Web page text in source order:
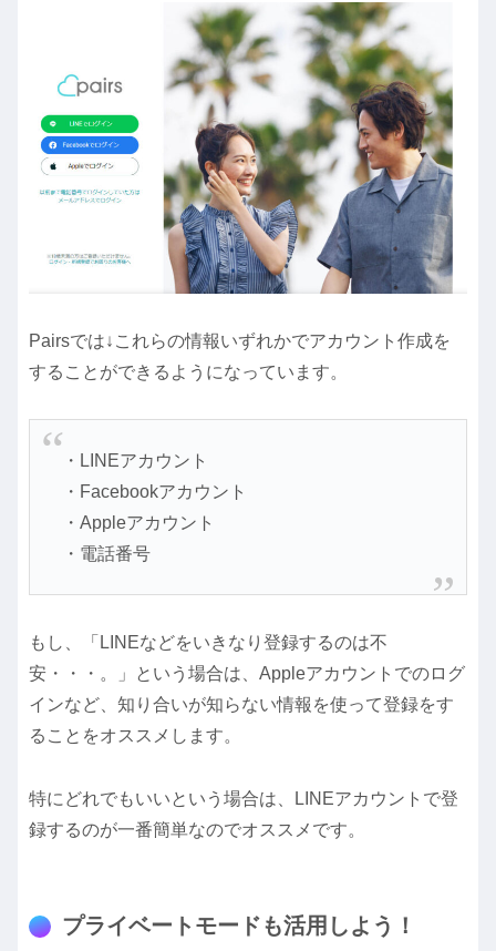
Pairsでは↓これらの情報いずれかでアカウント作成を
することができるようになっています。
・LINEアカウント
・Facebookアカウント
・Appleアカウント
・電話番号
もし、「LINEなどをいきなり登録するのは不
安・・・。」という場合は、Appleアカウントでのログ
インなど、知り合いが知らない情報を使って登録をす
ることをオススメします。
特にどれでもいいという場合は、LINEアカウントで登
録するのが一番簡単なのでオススメです。
プライベートモードも活用しよう！